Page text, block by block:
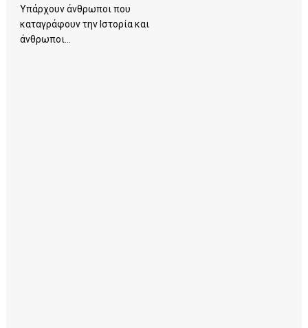
Υπάρχουν άνθρωποι που
καταγράφουν την Ιστορία και
άνθρωποι...